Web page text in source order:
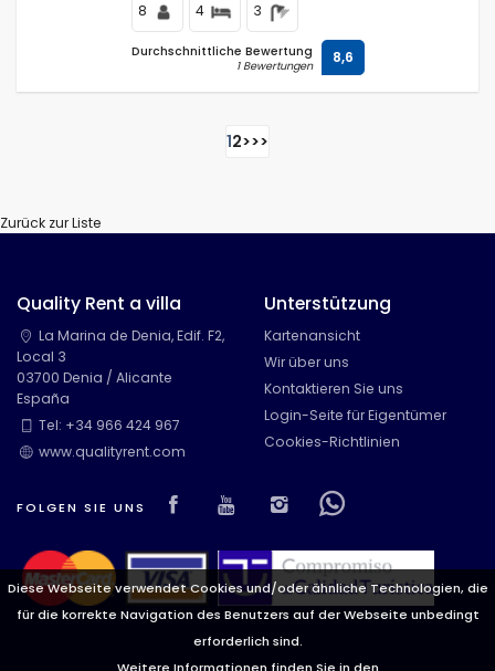
Diese Webseite verwendet Cookies und/oder ähnliche Technologien, die
für die korrekte Navigation des Benutzers auf der Webseite unbedingt
erforderlich sind.
8 4 3
Durchschnittliche Bewertung
1 Bewertungen 8,6
12>>>
Zurück zur Liste
Quality Rent a villa
La Marina de Denia, Edif. F2,
Local 3
03700 Denia / Alicante
España
Tel: +34 966 424 967
www.qualityrent.com
FOLGEN SIE UNS Visit our Facebook page
Visit our youtube page
Visit our
Visit our
Unterstützung
Kartenansicht
Wir über uns
Kontaktieren Sie uns
Login-Seite für Eigentümer
Cookies-Richtlinien